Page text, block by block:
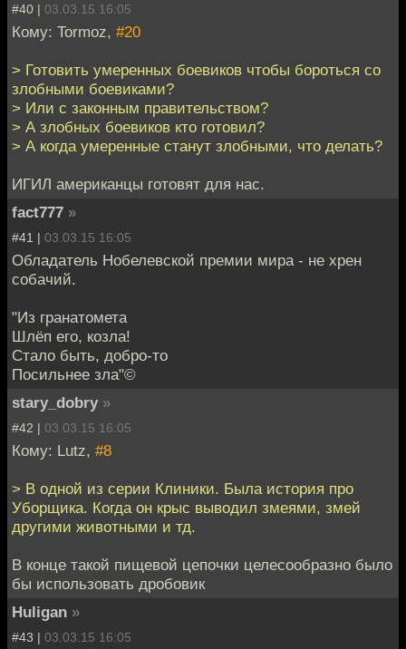
#40 | 03.03.15 16:05
Кому: Tormoz, #20
> Готовить умеренных боевиков чтобы бороться со
злобными боевиками?
> Или с законным правительством?
> А злобных боевиков кто готовил?
> А когда умеренные станут злобными, что делать?
ИГИЛ американцы готовят для нас.
fact777 »
#41 | 03.03.15 16:05
Обладатель Нобелевской премии мира - не хрен
собачий.
"Из гранатомета
Шлёп его, козла!
Стало быть, добро-то
Посильнее зла"©
stary_dobry »
#42 | 03.03.15 16:05
Кому: Lutz, #8
> В одной из серии Клиники. Была история про
Уборщика. Когда он крыс выводил змеями, змей
другими животными и тд.
В конце такой пищевой цепочки целесообразно было
бы использовать дробовик
Huligan »
#43 | 03.03.15 16:05